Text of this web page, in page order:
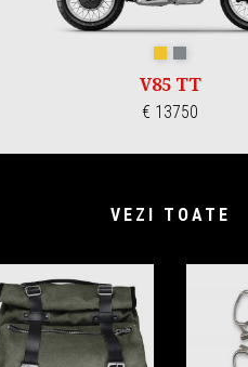
V85 TT
€ 13750
VEZI TOATE